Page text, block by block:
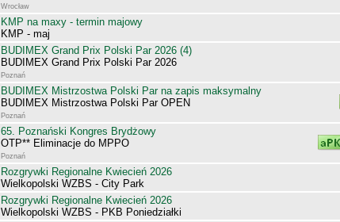
Wrocław
KMP na maxy - termin majowy
KMP - maj
BUDIMEX Grand Prix Polski Par 2026 (4)
BUDIMEX Grand Prix Polski Par 2026
Poznań
BUDIMEX Mistrzostwa Polski Par na zapis maksymalny
BUDIMEX Mistrzostwa Polski Par OPEN
Poznań
65. Poznański Kongres Brydżowy
OTP** Eliminacje do MPPO
Poznań
Rozgrywki Regionalne Kwiecień 2026
Wielkopolski WZBS - City Park
Rozgrywki Regionalne Kwiecień 2026
Wielkopolski WZBS - PKB Poniedziałki